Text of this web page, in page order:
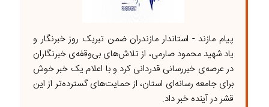
پیام مازند - استاندار مازندران ضمن تبریک روز خبرنگار و
یاد شهید محمود صارمی، از تلاش‌های بی‌وقفه‌ی خبرنگاران
در عرصه‌ی خبررسانی قدردانی کرد و با اعلام یک خبر خوش
برای جامعه رسانه‌ای استان، از حمایت‌های گسترده‌تر از این
قشر در آینده خبر داد.